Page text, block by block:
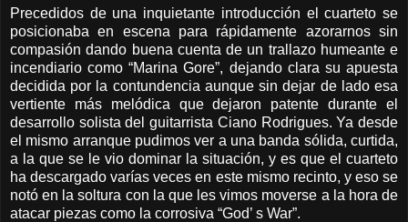
Precedidos de una inquietante introducción el cuarteto se
posicionaba en escena para rápidamente azorarnos sin
compasión dando buena cuenta de un trallazo humeante e
incendiario como “Marina Gore”, dejando clara su apuesta
decidida por la contundencia aunque sin dejar de lado esa
vertiente más melódica que dejaron patente durante el
desarrollo solista del guitarrista Ciano Rodrigues. Ya desde
el mismo arranque pudimos ver a una banda sólida, curtida,
a la que se le vio dominar la situación, y es que el cuarteto
ha descargado varías veces en este mismo recinto, y eso se
notó en la soltura con la que les vimos moverse a la hora de
atacar piezas como la corrosiva “God’ s War”.